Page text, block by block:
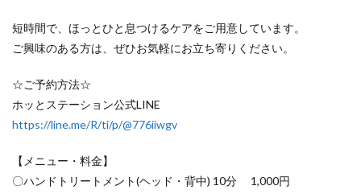
短時間で、ほっとひと息つけるケアをご用意しています。
ご興味のある方は、ぜひお気軽にお立ち寄りください。
☆ご予約方法☆
ホッとステーション公式LINE
https://line.me/R/ti/p/@776iiwgv
【メニュー・料金】
〇ハンドトリートメント(ヘッド・背中) 10分 1,000円